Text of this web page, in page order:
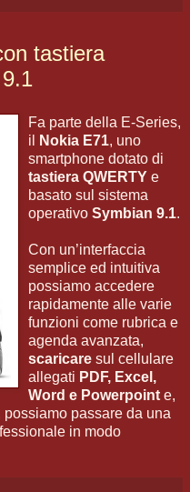
tastiera
Fa parte della E-Series,
il
Nokia E71, uno
smartphone dotato di
tastiera QWERTY e
basato sul sistema
operativo Symbian 9.1.
Con un’interfaccia
semplice ed intuitiva
possiamo accedere
rapidamente alle varie
funzioni come rubrica e
agenda avanzata,
scaricare sul cellulare
allegati PDF, Excel,
Word e Powerpoint e,
passare da una
in modo